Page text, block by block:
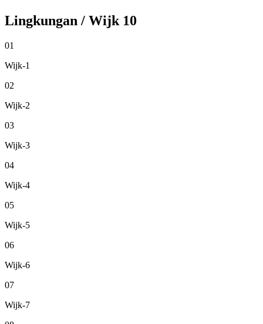
Lingkungan / Wijk 10
01
Wijk-1
02
Wijk-2
03
Wijk-3
04
Wijk-4
05
Wijk-5
06
Wijk-6
07
Wijk-7